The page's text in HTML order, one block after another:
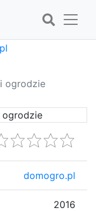
ogrodzie
domogro.pl
2016